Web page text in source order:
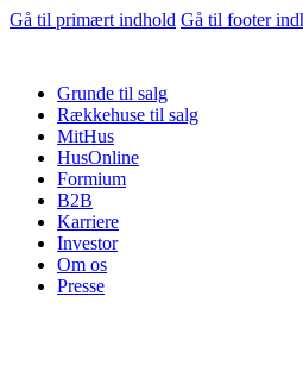
Gå til primært indhold Gå til footer
Grunde til salg
Rækkehuse til salg
MitHus
HusOnline
Formium
B2B
Karriere
Investor
Om os
Presse